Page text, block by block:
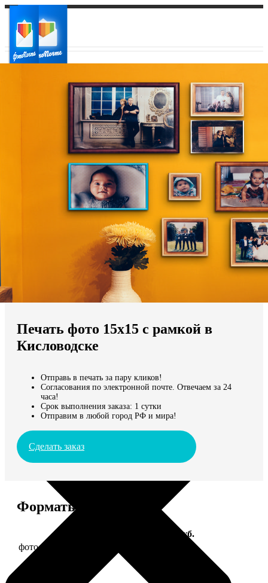
Ваш регион доставки
Выберите из списка:
Мы доставляем по всему миру
Продолжить без города
Печать фото 15х15 с рамкой в
Кисловодске
Отправь в печать за пару кликов!
Согласования по электронной почте. Отвечаем за 24
часа!
Срок выполнения заказа: 1 сутки
Отправим в любой город РФ и мира!
Сделать заказ
Форматы и цены
Цена, руб.
фото 15х15 в деревянной рамке